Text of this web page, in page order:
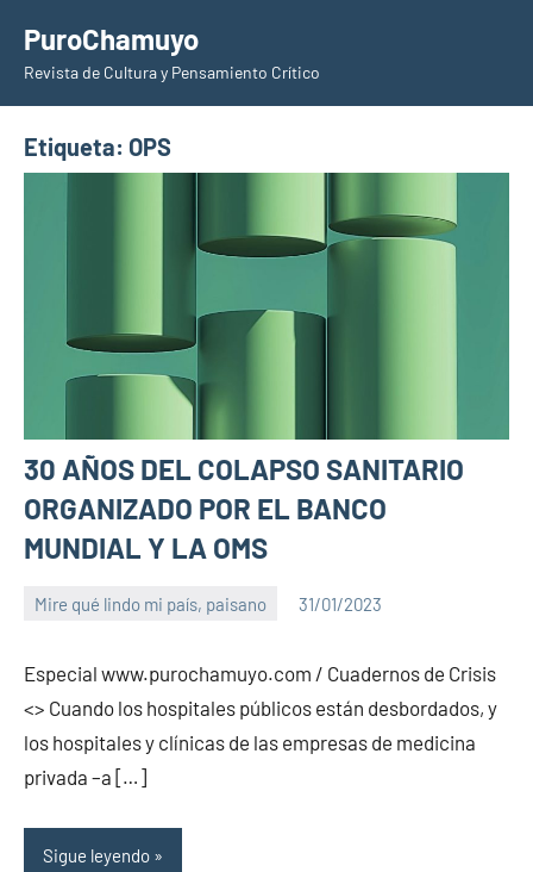
contenido
PuroChamuyo
Revista de Cultura y Pensamiento Crítico
Etiqueta: OPS
30 AÑOS DEL COLAPSO SANITARIO
ORGANIZADO POR EL BANCO
MUNDIAL Y LA OMS
Mire qué lindo mi país, paisano 31/01/2023
PuroChamuyo
Especial www.purochamuyo.com / Cuadernos de Crisis
<> Cuando los hospitales públicos están desbordados, y
los hospitales y clínicas de las empresas de medicina
privada –a […]
Sigue leyendo